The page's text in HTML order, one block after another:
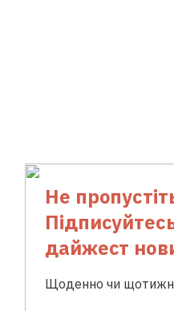
Не
дайжест
Щоденно чи